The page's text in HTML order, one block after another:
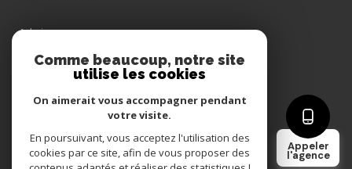
Appeler
l'agence
Admin
Nos honoraires
Cookies
Comme beaucoup, notre site
utilise les cookies
On aimerait vous accompagner pendant
votre visite.
En poursuivant, vous acceptez l'utilisation des
cookies par ce site, afin de vous proposer des